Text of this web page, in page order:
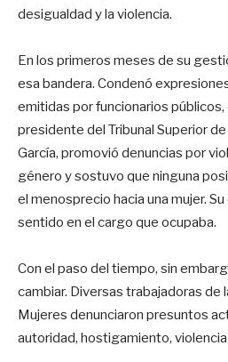
desigualdad y la violencia.
En los primeros meses de su
esa bandera. Condenó
emitidas por funcionarios
presidente del Tribunal Superior
García, promovió denuncias por
género y sostuvo que ninguna
el menosprecio hacia una mujer.
sentido en el cargo que ocupaba.
Con el paso del tiempo, sin
cambiar. Diversas trabajadoras de
Mujeres denunciaron presuntos
autoridad, hostigamiento,